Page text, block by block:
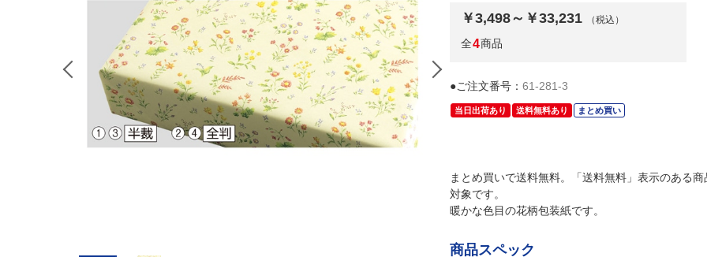
￥3,498～￥33,231 （税込）
全4商品
●ご注文番号： 61-281-3
当日出荷あり 送料無料あり まとめ買い
まとめ買いで送料無料。「送料無料」表示のある商
対象です。
暖かな色目の花柄包装紙です。
商品スペック